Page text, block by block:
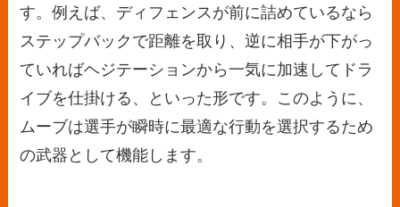
す。例えば、ディフェンスが前に詰めているなら
ステップバックで距離を取り、逆に相手が下がっ
ていればヘジテーションから一気に加速してドラ
イブを仕掛ける、といった形です。このように、
ムーブは選手が瞬時に最適な行動を選択するため
の武器として機能します。